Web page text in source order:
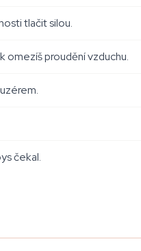
tlačit silou.
omezíš proudění vzduchu.
čekal.